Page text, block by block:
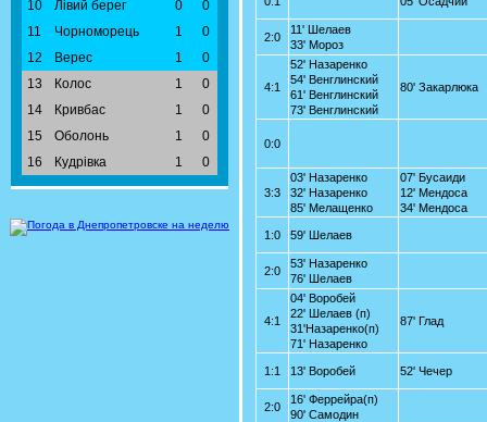
10
Лівий берег 0
0
11
Чорноморець 1
0
12
Верес 1
0
13
Колос 1
0
14
Кривбас 1
0
15
Оболонь 1
0
16
Кудрівка 1 0
2:0
11' Шелаев
33' Мороз
4:1
52' Назаренко
54' Венглинский
61' Венглинский
73' Венглинский
80' Закарлюка
0:0
3:3
03' Назаренко
32' Назаренко
85' Мелащенко
07' Бусаиди
12' Мендоса
34' Мендоса
1:0 59' Шелаев
2:0
53' Назаренко
76' Шелаев
4:1
04' Воробей
22' Шелаев (п)
31'Назаренко(п)
71' Назаренко
87' Глад
1:1 13' Воробей 52' Чечер
2:0
16' Феррейра(п)
90' Самодин